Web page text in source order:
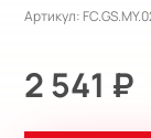
Артикул:
2 541 ₽